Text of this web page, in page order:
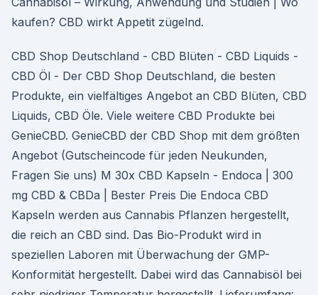
kaufen? CBD wirkt Appetit zügelnd.
CBD Shop Deutschland - CBD Blüten - CBD Liquids -
CBD Öl - Der CBD Shop Deutschland, die besten
Produkte, ein vielfältiges Angebot an CBD Blüten, CBD
Liquids, CBD Öle. Viele weitere CBD Produkte bei
GenieCBD. GenieCBD der CBD Shop mit dem größten
Angebot (Gutscheincode für jeden Neukunden,
Fragen Sie uns) M 30x CBD Kapseln - Endoca | 300
mg CBD & CBDa | Bester Preis Die Endoca CBD
Kapseln werden aus Cannabis Pflanzen hergestellt,
die reich an CBD sind. Das Bio-Produkt wird in
speziellen Laboren mit Überwachung der GMP-
Konformität hergestellt. Dabei wird das Cannabisöl bei